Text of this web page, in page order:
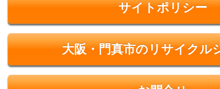
サイトポリシー
大阪・門真市のリサイクル